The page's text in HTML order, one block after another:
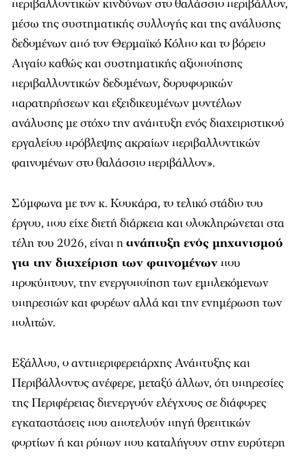
περιβαλλοντικών κινδύνων στο θαλάσσιο περιβάλλον,
μέσω της συστηματικής συλλογής και της ανάλυσης
δεδομένων από τον Θερμαϊκό Κόλπο και το βόρειο
Αιγαίο καθώς και συστηματικής αξιοποίησης
περιβαλλοντικών δεδομένων, δορυφορικών
παρατηρήσεων και εξειδικευμένων μοντέλων
ανάλυσης με στόχο την ανάπτυξη ενός διαχειριστικού
εργαλείου πρόβλεψης ακραίων περιβαλλοντικών
φαινομένων στο θαλάσσιο περιβάλλον».
Σύμφωνα με τον κ. Κουκάρα, το τελικό στάδιο του
έργου, που είχε διετή διάρκεια και ολοκληρώνεται στα
τέλη του 2026, είναι ηανάπτυξη ενός μηχανισμού
για την διαχείριση των φαινομένωνπου
προκύπτουν, την ενεργοποίηση των εμπλεκόμενων
υπηρεσιών και φορέων αλλά και την ενημέρωση των
πολιτών.
Εξάλλου, ο αντιπεριφερειάρχης Ανάπτυξης και
Περιβάλλοντος ανέφερε, μεταξύ άλλων, ότι υπηρεσίες
της Περιφέρειας διενεργούν ελέγχους σε διάφορες
εγκαταστάσεις που αποτελούν πηγή θρεπτικών
φορτίων ή και ρύπων που καταλήγουν στην ευρύτερη